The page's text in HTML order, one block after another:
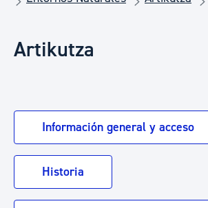
Artikutza
Información general y acceso
Historia